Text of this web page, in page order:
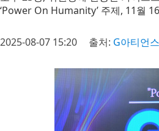
‘Power On Humanity’ 주제, 11월
2025-08-07 15:20 출처: G아티언스